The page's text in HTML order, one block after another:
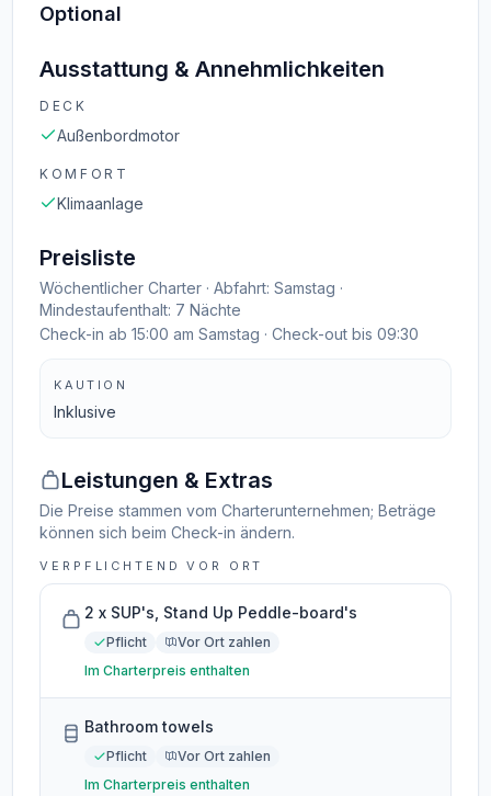
Optional
Ausstattung & Annehmlichkeiten
DECK
Außenbordmotor
KOMFORT
Klimaanlage
Preisliste
Wöchentlicher Charter · Abfahrt: Samstag ·
Mindestaufenthalt: 7 Nächte
Check-in ab 15:00 am Samstag · Check-out bis 09:30
KAUTION
Inklusive
Leistungen & Extras
Die Preise stammen vom Charterunternehmen; Beträge
können sich beim Check-in ändern.
VERPFLICHTEND VOR ORT
2 x SUP's, Stand Up Peddle-board's
Pflicht
Vor Ort zahlen
Im Charterpreis enthalten
Bathroom towels
Pflicht
Vor Ort zahlen
Im Charterpreis enthalten